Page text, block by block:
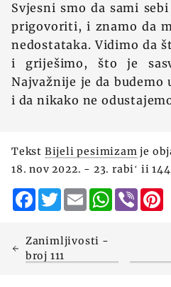
Svjesni smo da sami
prigovoriti, i znamo da
nedostataka. Vidimo da
i griješimo, što je
Najvažnije je da
i da nikako ne
Tekst Bijeli pesimizam je
18. nov 2022. - 23. rabiʻ ii
Facebook
TwitterEmailWhatsApp
Viber
Zanimljivosti -
broj 111